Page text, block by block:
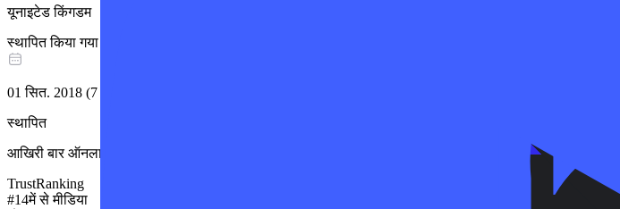
यूनाइटेड किंगडम
स्थापित किया गया
01 सित. 2018 (7
स्थापित
आखिरी बार ऑनलाइन
TrustRanking
#14में से मीडिया